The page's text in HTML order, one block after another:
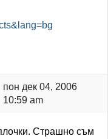
пон дек 04, 2006
10:59 am
Страшно съм